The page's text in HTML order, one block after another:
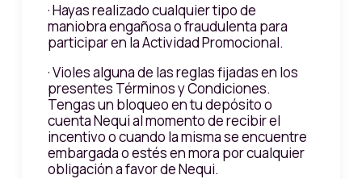
· Hayas realizado cualquier tipo de
maniobra engañosa o fraudulenta para
participar en la Actividad Promocional.
· Violes alguna de las reglas fijadas en los
presentes Términos y Condiciones.
Tengas un bloqueo en tu depósito o
cuenta Nequi al momento de recibir el
incentivo o cuando la misma se encuentre
embargada o estés en mora por cualquier
obligación a favor de Nequi.